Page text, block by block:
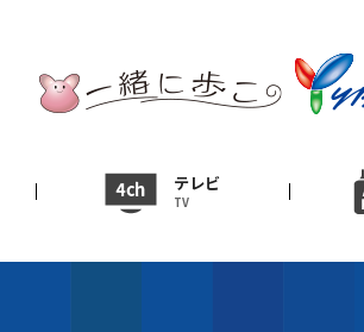
テレビ
TV
テレビ
ニュース
News
イベント